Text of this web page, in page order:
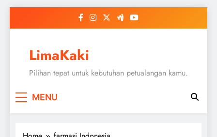
LimaKaki
Pilihan tepat untuk kebutuhan petualangan kamu.
MENU